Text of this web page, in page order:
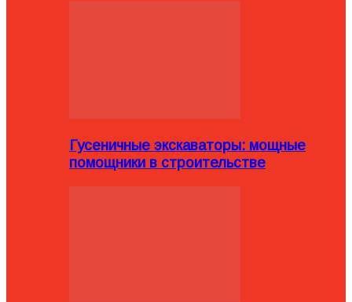
Гусеничные экскаваторы: мощные
помощники в строительстве